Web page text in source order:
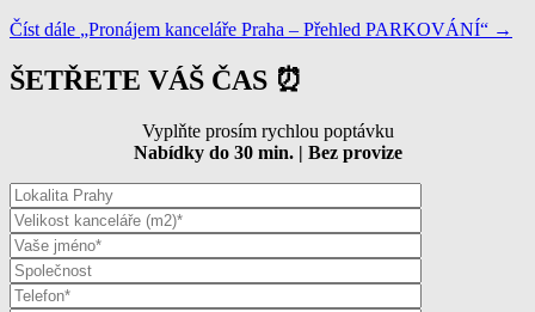
Číst dále „Pronájem kanceláře Praha – Přehled PARKOVÁNÍ“ →
ŠETŘETE VÁŠ ČAS ⏰
Vyplňte prosím rychlou poptávku
Nabídky do 30 min. | Bez provize